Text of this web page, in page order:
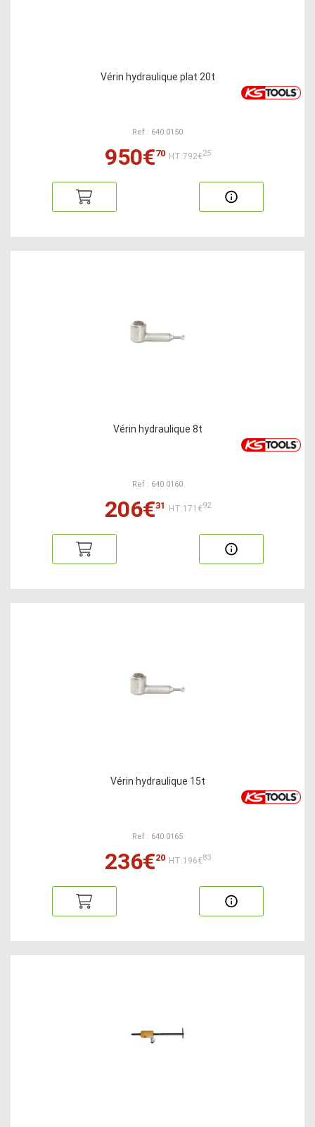
Vérin hydraulique plat 20t
Ref : 640.0150
950€70 HT:792€25
Vérin hydraulique 8t
Ref : 640.0160
206€31 HT:171€92
Vérin hydraulique 15t
Ref : 640.0165
236€20 HT:196€83